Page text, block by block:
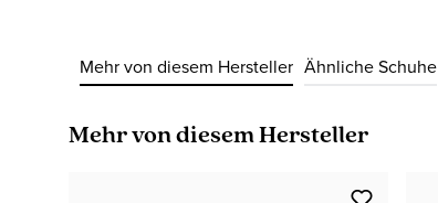
Mehr von diesem Hersteller Ähnliche Schuhe
Produktgalerie überspringen
Mehr von diesem Hersteller